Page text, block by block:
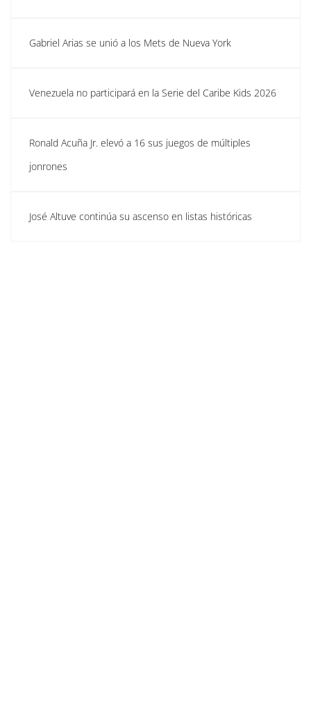
Gabriel Arias se unió a los Mets de Nueva York
Venezuela no participará en la Serie del Caribe Kids 2026
Ronald Acuña Jr. elevó a 16 sus juegos de múltiples
jonrones
José Altuve continúa su ascenso en listas históricas